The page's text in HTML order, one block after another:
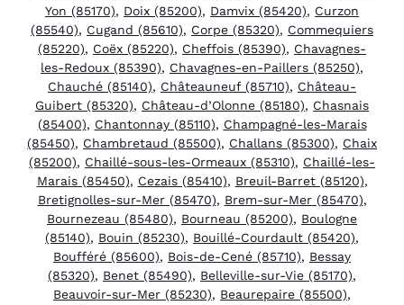
Yon (85170), Doix (85200), Damvix (85420), Curzon
(85540), Cugand (85610), Corpe (85320), Commequiers
(85220), Coëx (85220), Cheffois (85390), Chavagnes-
les-Redoux (85390), Chavagnes-en-Paillers (85250),
Chauché (85140), Châteauneuf (85710), Château-
Guibert (85320), Château-d’Olonne (85180), Chasnais
(85400), Chantonnay (85110), Champagné-les-Marais
(85450), Chambretaud (85500), Challans (85300), Chaix
(85200), Chaillé-sous-les-Ormeaux (85310), Chaillé-les-
Marais (85450), Cezais (85410), Breuil-Barret (85120),
Bretignolles-sur-Mer (85470), Brem-sur-Mer (85470),
Bournezeau (85480), Bourneau (85200), Boulogne
(85140), Bouin (85230), Bouillé-Courdault (85420),
Boufféré (85600), Bois-de-Cené (85710), Bessay
(85320), Benet (85490), Belleville-sur-Vie (85170),
Beauvoir-sur-Mer (85230), Beaurepaire (85500),